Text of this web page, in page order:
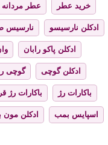
خرید عطر عطر مردانه
ادکلن نارسیسو نارسیس
ادکلن پاکو رابان
ادکلن گوچی گوچی
باکارات رژ باکارات رژ
اسپایس بمب ادکلن مون